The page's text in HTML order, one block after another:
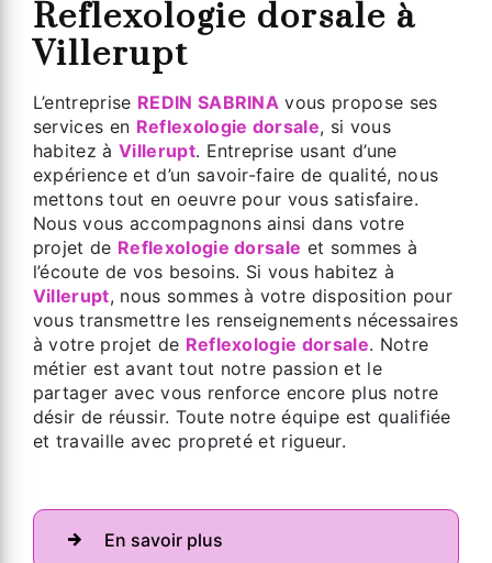
Reflexologie dorsale à
Villerupt
L’entreprise REDIN SABRINA vous propose ses
services en Reflexologie dorsale, si vous
habitez à Villerupt. Entreprise usant d’une
expérience et d’un savoir-faire de qualité, nous
mettons tout en oeuvre pour vous satisfaire.
Nous vous accompagnons ainsi dans votre
projet de Reflexologie dorsale et sommes à
l’écoute de vos besoins. Si vous habitez à
Villerupt, nous sommes à votre disposition pour
vous transmettre les renseignements nécessaires
à votre projet de Reflexologie dorsale. Notre
métier est avant tout notre passion et le
partager avec vous renforce encore plus notre
désir de réussir. Toute notre équipe est qualifiée
et travaille avec propreté et rigueur.
En savoir plus